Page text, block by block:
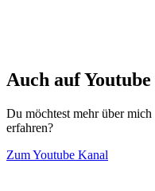
Auch auf
Du möchtest mehr über
erfahren?
Zum Youtube Kanal